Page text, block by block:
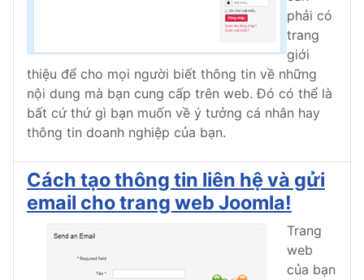
phải có
trang
giới
thiệu để cho mọi người biết thông tin về những
nội dung mà bạn cung cấp trên web. Đó có thể là
bất cứ thứ gì bạn muốn về ý tưởng cá nhân hay
thông tin doanh nghiệp của bạn.
Cách tạo thông tin liên hệ và gửi
email cho trang web Joomla!
Trang
web
của bạn